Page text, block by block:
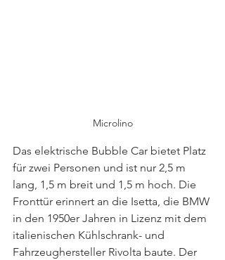
Microlino
Das elektrische Bubble Car bietet Platz
für zwei Personen und ist nur 2,5 m
lang, 1,5 m breit und 1,5 m hoch. Die
Fronttür erinnert an die Isetta, die BMW
in den 1950er Jahren in Lizenz mit dem
italienischen Kühlschrank- und
Fahrzeughersteller Rivolta baute. Der